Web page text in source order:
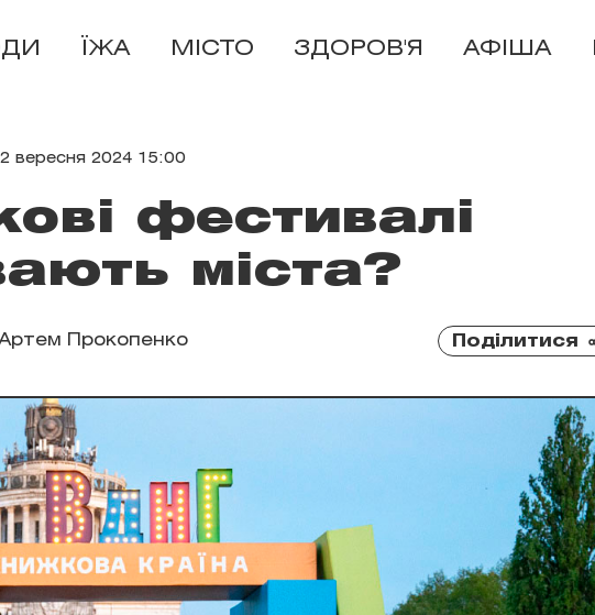
ЇЖА МІСТО ЗДОРОВ'Я АФІША
2 вересня 2024 15:00
фестивалі
міста?
Прокопенко Поділитися